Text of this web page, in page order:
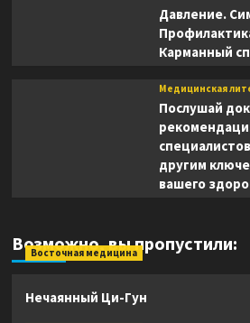
Давление.
Карманный
Медицинская
Послушай
другим
вашего
Возможно, вы пропустили:
Восточная медицина
Нечаянный Ци-Гун